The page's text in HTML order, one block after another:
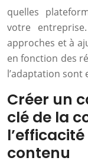
quelles
votre
approches et à
en fonction des
l’adaptation
Créer un
clé de la
contenu